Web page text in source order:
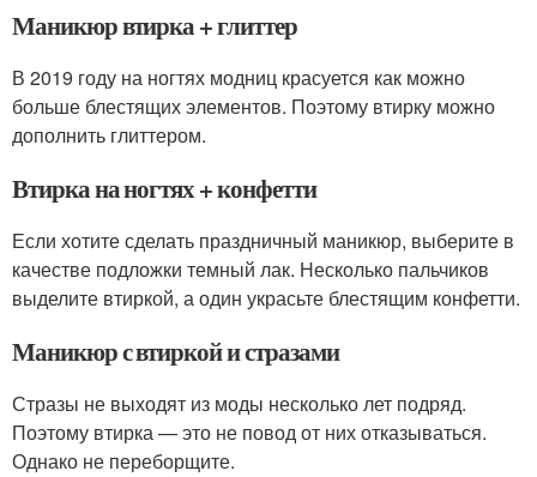
Маникюр втирка + глиттер
В 2019 году на ногтях модниц красуется как можно
больше блестящих элементов. Поэтому втирку можно
дополнить глиттером.
Втирка на ногтях + конфетти
Если хотите сделать праздничный маникюр, выберите в
качестве подложки темный лак. Несколько пальчиков
выделите втиркой, а один украсьте блестящим конфетти.
Маникюр с втиркой и стразами
Стразы не выходят из моды несколько лет подряд.
Поэтому втирка — это не повод от них отказываться.
Однако не переборщите.